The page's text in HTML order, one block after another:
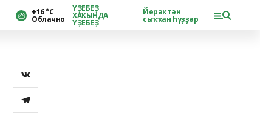
+16 °С
Облачно
ҮҘЕБЕҘ
ХАҠЫНДА
ҮҘЕБЕҘ
Йөрәктән
сыҡҡан һүҙҙәр